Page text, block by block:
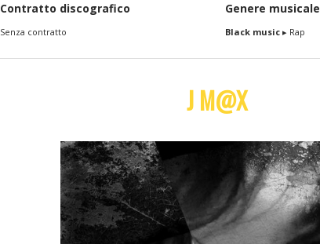
Contratto discografico
Senza contratto
Genere musicale
Black music ▸ Rap
J M@X